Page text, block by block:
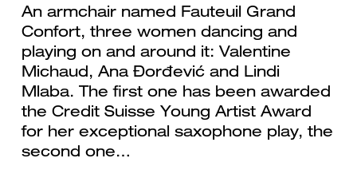
An armchair named Fauteuil Grand
Confort, three women dancing and
playing on and around it: Valentine
Michaud, Ana Đorđević and Lindi
Mlaba. The first one has been awarded
the Credit Suisse Young Artist Award
for her exceptional saxophone play, the
second one…